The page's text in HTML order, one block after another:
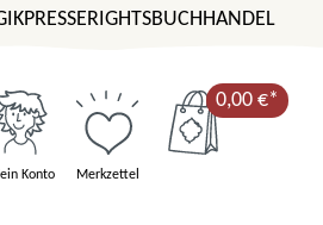
PRESSERIGHTSBUCHHANDEL
Konto Merkzettel
0,00 €*